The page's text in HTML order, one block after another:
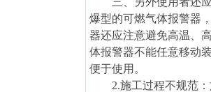
爆型的可燃气体报警器
器还应注意避免高温、
体报警器不能任意移动
便于使用。
2.施工过程不规范：